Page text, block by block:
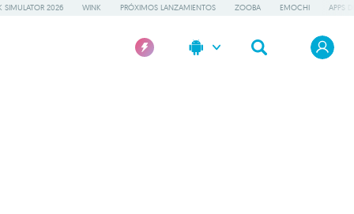
SIMULATOR 2026 WINK PRÓXIMOS LANZAMIENTOS ZOOBA EMOCHI APPS